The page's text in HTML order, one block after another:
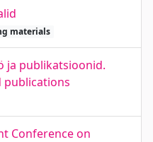
materials
ja publikatsioonid.
publications
Conference on